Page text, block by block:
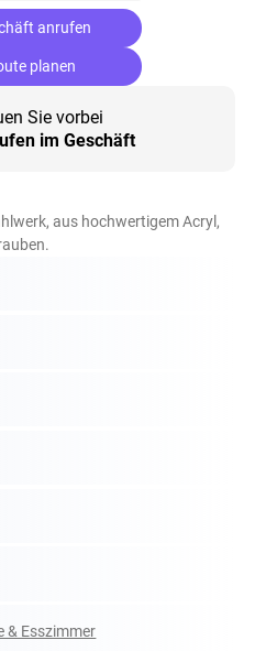
anrufen
planen
Sie vorbei
im Geschäft
aus hochwertigem Acryl,
& Esszimmer